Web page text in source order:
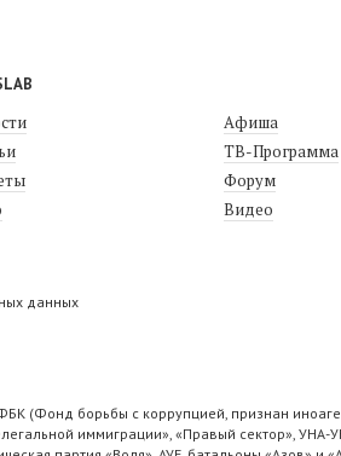
Афиша
ТВ-Программа
Форум
Видео
данных
(Фонд борьбы с коррупцией, признан
иммиграции», «Правый сектор»,